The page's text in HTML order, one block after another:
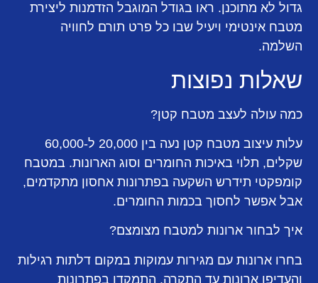
גדול לא מתוכנן. ראו בגודל המוגבל הזדמנות ליצירת
מטבח אינטימי ויעיל שבו כל פרט תורם לחוויה
השלמה.
שאלות נפוצות
כמה עולה לעצב מטבח קטן?
עלות עיצוב מטבח קטן נעה בין 20,000 ל-60,000
שקלים, תלוי באיכות החומרים וסוג הארונות. במטבח
קומפקטי תידרש השקעה בפתרונות אחסון מתקדמים,
אבל אפשר לחסוך בכמות החומרים.
איך לבחור ארונות למטבח מצומצם?
בחרו ארונות עם מגירות עמוקות במקום דלתות רגילות
והעדיפו ארונות עד התקרה. התמקדו בפתרונות